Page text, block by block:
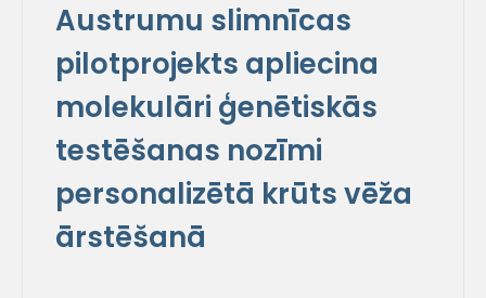
Austrumu slimnīcas
pilotprojekts apliecina
molekulāri ģenētiskās
testēšanas nozīmi
personalizētā krūts vēža
ārstēšanā